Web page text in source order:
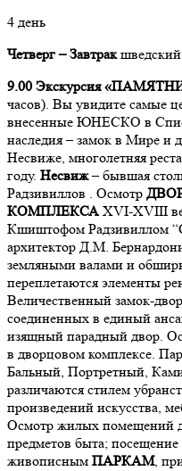
4 день
Четверг –Завтракшведский
9.00 Экскурсия
часов). Вы увидите самые
внесенные ЮНЕСКО в
наследия – замок в Мире и
Несвиже, многолетняя
году. Несвиж– бывшая
Радзивиллов . Осмотр
КОМПЛЕКСА XVI-XVIII
Кшиштофом Радзивиллом
архитектор Д.М.
земляными валами и
переплетаются элементы
Величественный замок-
соединенных в единый
изящный парадный двор.
в дворцовом комплексе.
Бальный, Портретный,
различаются стилем
произведений искусства,
Осмотр жилых помещений
предметов быта;
живописным ПАРКАМ,